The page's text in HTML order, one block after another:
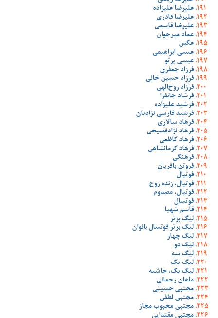
علیرضا علیزاده
علیرضا قادری
علیرضا قاسمی
عماد میرجوان
عکس
عیسی ابراهیمی
عیسی پرتو
فرزاد جعفری
فرزاد حسین خانی
فرزاد روح‌الهی
فرشاد جانفزا
فرشید علیزاده
فرشید فارسی نژادیان
فرهاد سالاری
فرهاد نژادفصیحی
فرهاد کاظمی
فرهاد کرمانشاهی
فرهنگی
فروتن باقریان
فوتبال
فوتبال، زنده روح
فوتبال، مصدوم
فوتسال
قاسم شهبا
لیگ برتر
لیگ برتر فوتسال بانوان
لیگ چهار
لیگ دو
لیگ سه
لیگ یک
لیگ یک، حاشیه
ماهان رحمانی
مجتبی حسینی
مجتبی لطفی
مجتبی محبوب مجاز
مجتبی مقتدایی